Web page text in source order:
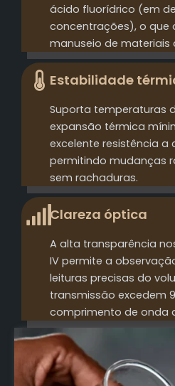
ácido fluorídrico (em
concentrações), o que
manuseio de materiais
Estabilidade
Suporta temperaturas
expansão térmica
excelente resistência a
permitindo mudanças
sem rachaduras.
Clareza óptica
A alta transparência
IV permite a
leituras precisas do
transmissão excedem
comprimento de onda